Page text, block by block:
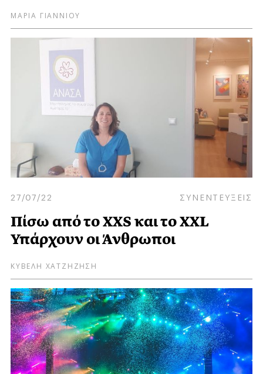
ΜΑΡΙΑ ΓΙΑΝΝΙΟΥ
27/07/22 ΣΥΝΕΝΤΕΥΞΕΙΣ
Πίσω από το XXS και το XXL
Υπάρχουν οι Άνθρωποι
ΚΥΒΕΛΗ ΧΑΤΖΗΖΗΣΗ